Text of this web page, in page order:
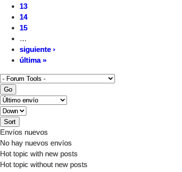
13
14
15
…
siguiente ›
última »
Envíos nuevos
No hay nuevos envíos
Hot topic with new posts
Hot topic without new posts